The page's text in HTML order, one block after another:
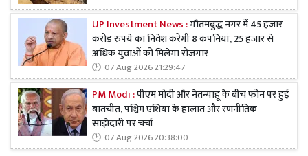
UP Investment News :गौतमबुद्ध नगर में 45 हजार
करोड़ रुपये का निवेश करेंगी 8 कंपनियां, 25 हजार से
अधिक युवाओं को मिलेगा रोजगार
07 Aug 2026 21:29:47
PM Modi :पीएम मोदी और नेतन्याहू के बीच फोन पर हुई
बातचीत, पश्चिम एशिया के हालात और रणनीतिक
साझेदारी पर चर्चा
07 Aug 2026 20:38:00